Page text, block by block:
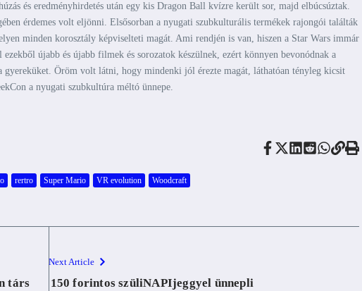
és eredményhirdetés után egy kis Dragon Ball kvízre került sor, majd elbúcsúztak.
érdemes volt eljönni. Elsősorban a nyugati szubkulturális termékek rajongói találták
minden korosztály képviselteti magát. Ami rendjén is van, hiszen a Star Wars immár
újabb és újabb filmek és sorozatok készülnek, ezért könnyen bevonódnak a
gyereküket. Öröm volt látni, hogy mindenki jól érezte magát, láthatóan tényleg kicsit
a nyugati szubkultúra méltó ünnepe.
rertro Super Mario VR evolution Woodcraft
társ
Next Article
150 forintos szüliNAPIjeggyel ünnepli